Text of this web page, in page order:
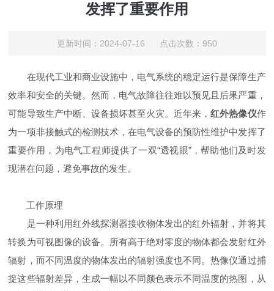
发挥了重要作用
更新时间：2024-07-16 点击次数：950
在现代工业和商业设施中，电气系统的稳定运行是保障生产
效率和安全的关键。然而，电气故障往往难以预见且后果严重，
可能导致生产中断、设备损坏甚至火灾。近年来，红外热像仪作
为一项非接触式的检测技术，在电气设备的预防性维护中发挥了
重要作用，为电气工程师提供了一双“透视眼”，帮助他们及时发
现潜在问题，避免事故的发生。
工作原理
是一种利用红外线探测器接收物体发出的红外辐射，并将其
转换为可视图像的设备。所有高于绝对零度的物体都会发射红外
辐射，而不同温度的物体发出的辐射强度也不同。热像仪通过捕
捉这些辐射差异，生成一幅以不同颜色表示不同温度的热图，从